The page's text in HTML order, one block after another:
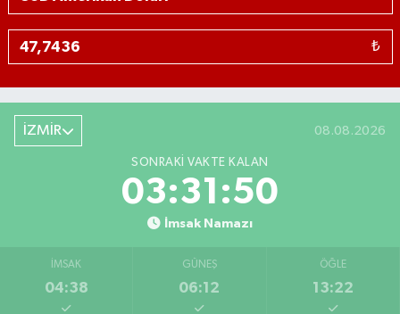
₺
İZMİR 08.08.2026
SONRAKI VAKTE KALAN
03:31:50
İmsak Namazı
İMSAK
04:38
GÜNEŞ
06:12
ÖĞLE
13:22